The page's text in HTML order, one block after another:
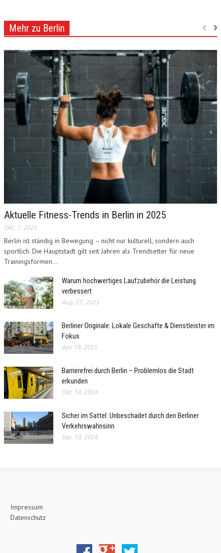
Mehr zu Berlin
Aktuelle Fitness-Trends in Berlin in 2025
Okt. 7, 2025
Berlin ist ständig in Bewegung – nicht nur kulturell, sondern auch
sportlich. Die Hauptstadt gilt seit Jahren als Trendsetter für neue
Trainingsformen...
Warum hochwertiges Laufzubehör die Leistung
verbessert
Aug. 27, 2025
Berliner Originale: Lokale Geschäfte & Dienstleister im
Fokus
Apr. 19, 2025
Barrierefrei durch Berlin – Problemlos die Stadt
erkunden
Dez. 14, 2024
Sicher im Sattel: Unbeschadet durch den Berliner
Verkehrswahnsinn
Sep. 10, 2024
Impressum
Datenschutz